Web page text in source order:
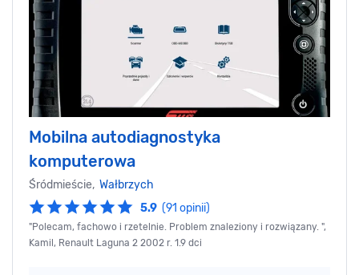
Mobilna autodiagnostyka
komputerowa
Śródmieście, Wałbrzych
5.9 (91 opinii)
"Polecam, fachowo i rzetelnie. Problem znaleziony i rozwiązany. ",
Kamil, Renault Laguna 2 2002 r. 1.9 dci